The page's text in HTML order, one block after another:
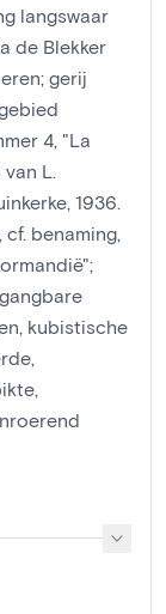
langswaar
de Blekker
gerij
4, "La
L.
1936.
benaming,
kubistische